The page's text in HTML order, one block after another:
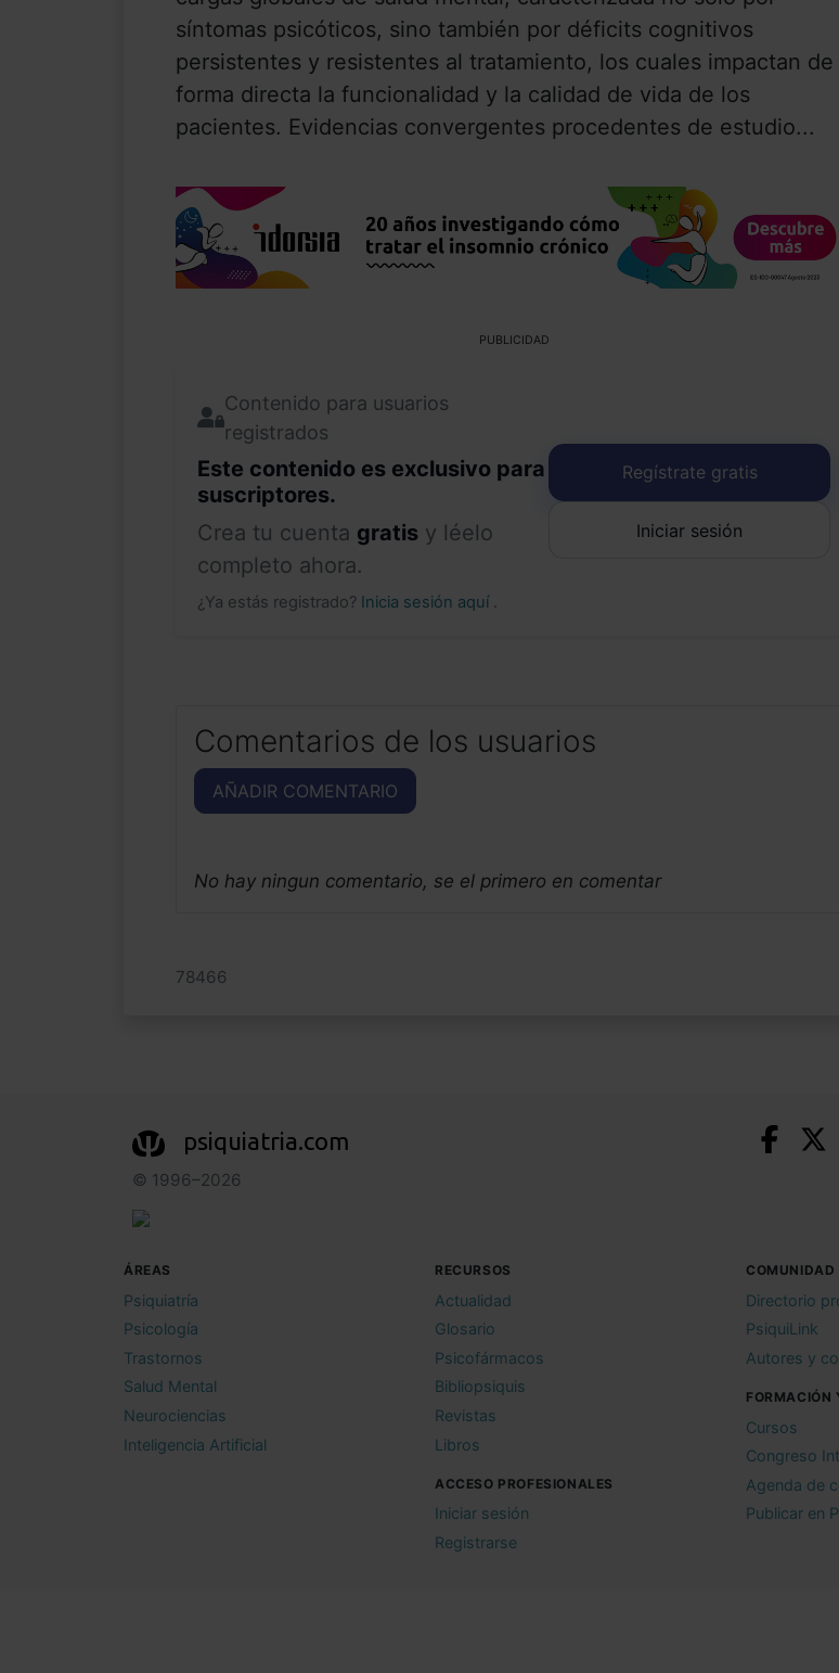
síntomas psicóticos, sino también por déficits cognitivos
persistentes y resistentes al tratamiento, los cuales impactan de
forma directa la funcionalidad y la calidad de vida de los
pacientes. Evidencias convergentes procedentes de estudio...
PUBLICIDAD
Contenido para usuarios
registrados
Este contenido es exclusivo para
suscriptores.
Crea tu cuenta gratis y léelo
completo ahora.
¿Ya estás registrado? Inicia sesión aquí .
Regístrate gratis
Iniciar sesión
Comentarios de los usuarios
AÑADIR COMENTARIO
No hay ningun comentario, se el primero en comentar
78466
psiquiatria.com
© 1996–2026
ÁREAS
Psiquiatría
Psicología
Trastornos
Salud Mental
Neurociencias
Inteligencia Artificial
RECURSOS
Actualidad
Glosario
Psicofármacos
Bibliopsiquis
Revistas
Libros
ACCESO PROFESIONALES
Iniciar sesión
Registrarse
COMUNIDAD
Directorio
PsiquiLink
Autores y
FORMACIÓN
Cursos
Congreso
Agenda de
Publicar en